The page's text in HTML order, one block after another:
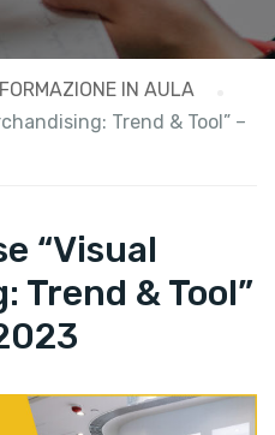
FORMAZIONE IN AULA
Trend & Tool” –
“Visual
Trend & Tool”